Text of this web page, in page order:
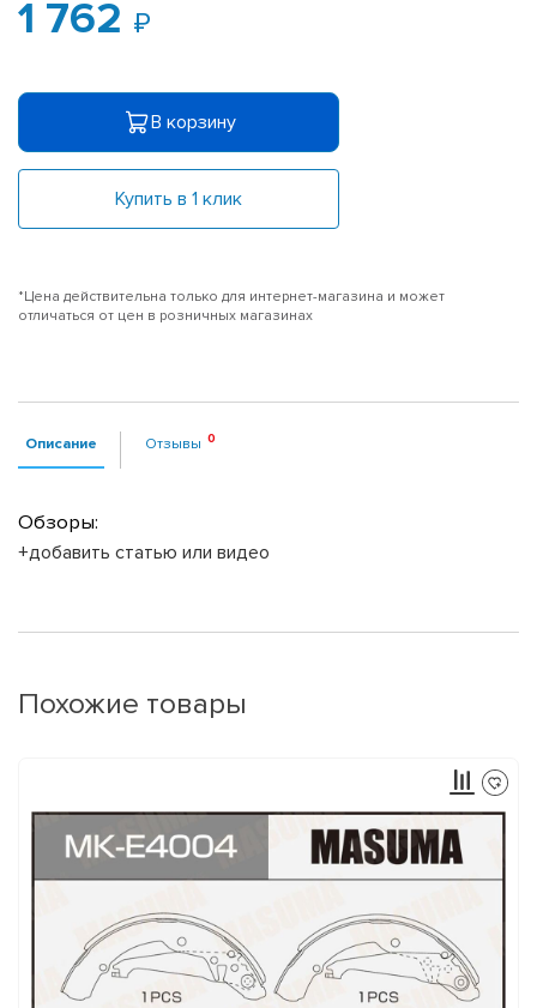
1 762
В корзину
Купить в 1 клик
*Цена действительна только для интернет-магазина и может
отличаться от цен в розничных магазинах
Описание Отзывы
Обзоры:
+добавить статью или видео
Похожие товары